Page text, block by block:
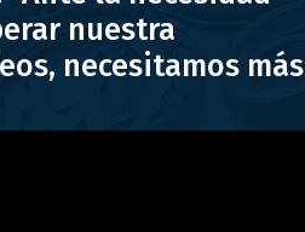
nuestra
necesitamos más